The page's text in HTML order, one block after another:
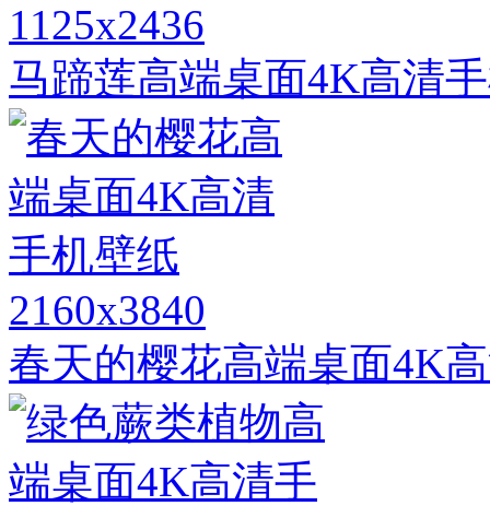
1125x2436
马蹄莲高端桌面4K高清
2160x3840
春天的樱花高端桌面4K